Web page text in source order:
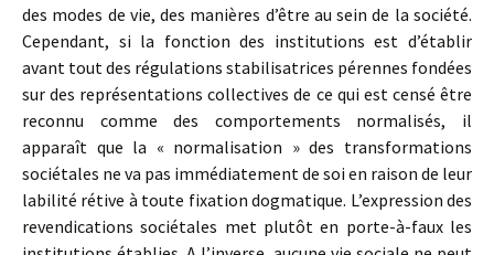
des modes de vie, des manières d’être au sein de la société.
Cependant, si la fonction des institutions est d’établir
avant tout des régulations stabilisatrices pérennes fondées
sur des représentations collectives de ce qui est censé être
reconnu comme des comportements normalisés, il
apparaît que la « normalisation » des transformations
sociétales ne va pas immédiatement de soi en raison de leur
labilité rétive à toute fixation dogmatique. L’expression des
revendications sociétales met plutôt en porte-à-faux les